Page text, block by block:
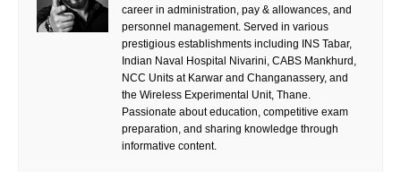
career in administration, pay & allowances, and
personnel management. Served in various
prestigious establishments including INS Tabar,
Indian Naval Hospital Nivarini, CABS Mankhurd,
NCC Units at Karwar and Changanassery, and
the Wireless Experimental Unit, Thane.
Passionate about education, competitive exam
preparation, and sharing knowledge through
informative content.